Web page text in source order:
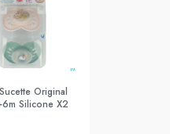
Original
Silicone X2